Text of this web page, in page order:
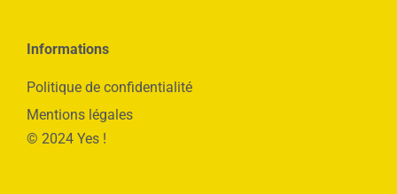
Informations
Politique de confidentialité
Mentions légales
© 2024 Yes !